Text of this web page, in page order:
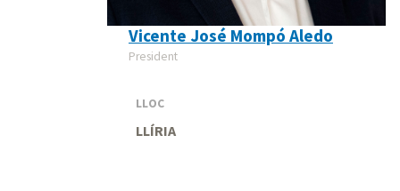
Vicente José Mompó Aledo
President
LLOC
LLÍRIA